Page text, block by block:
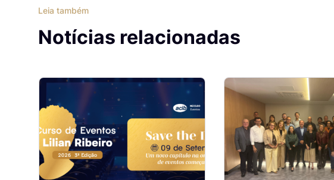
Leia também
Notícias relacionadas